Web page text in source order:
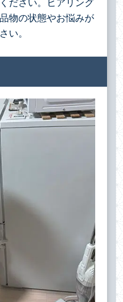
ださい。ヒアリング
物の状態やお悩みが
い。